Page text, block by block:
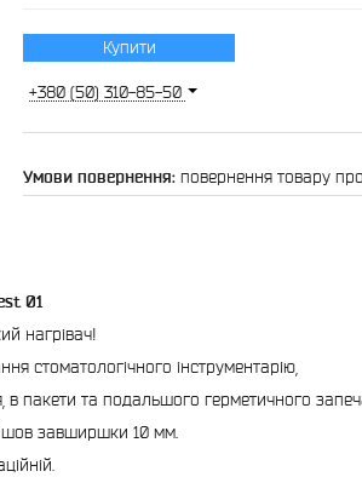
Купити
+380 (50) 310-85-50
повернення товару
01
нагрівач!
стоматологічного інструментарію,
в пакети та подальшого герметичного
шов завширшки 10 мм.